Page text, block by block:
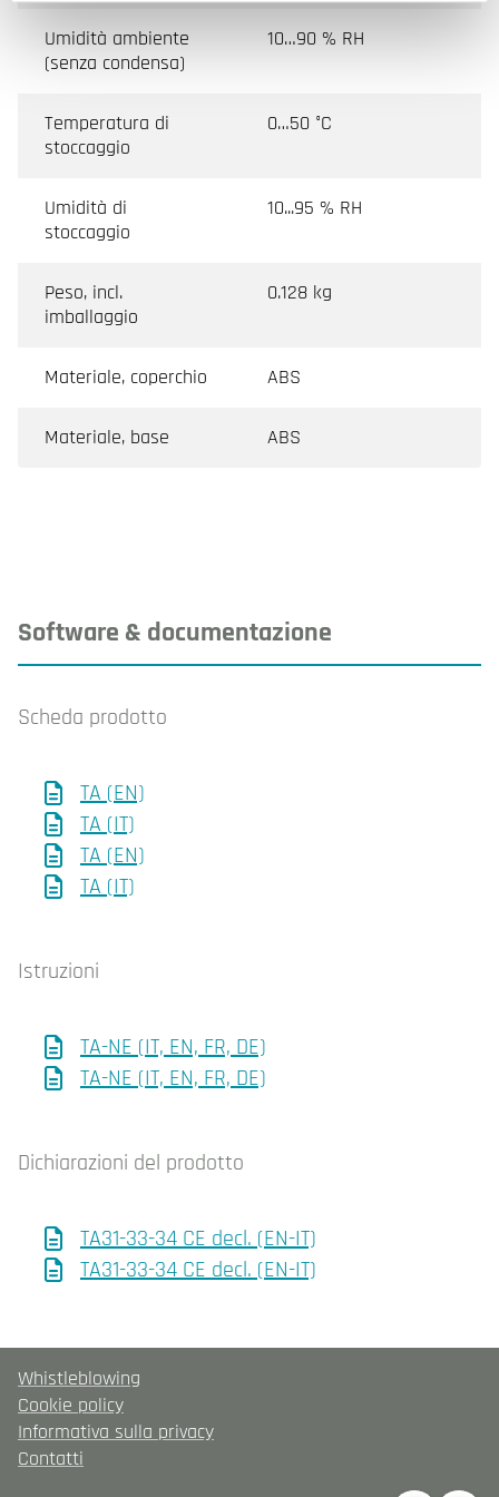
Umidità ambiente
(senza condensa)
10…90 % RH
Temperatura di
stoccaggio
0…50 °C
Umidità di
stoccaggio
10...95 % RH
Peso, incl.
imballaggio
0.128 kg
Materiale, coperchio ABS
Materiale, base ABS
Software & documentazione
Scheda prodotto
TA (EN)
TA (IT)
TA (EN)
TA (IT)
Istruzioni
TA-NE (IT, EN, FR, DE)
TA-NE (IT, EN, FR, DE)
Dichiarazioni del prodotto
TA31-33-34 CE decl. (EN-IT)
TA31-33-34 CE decl. (EN-IT)
Whistleblowing
Cookie policy
Informativa sulla privacy
Contatti